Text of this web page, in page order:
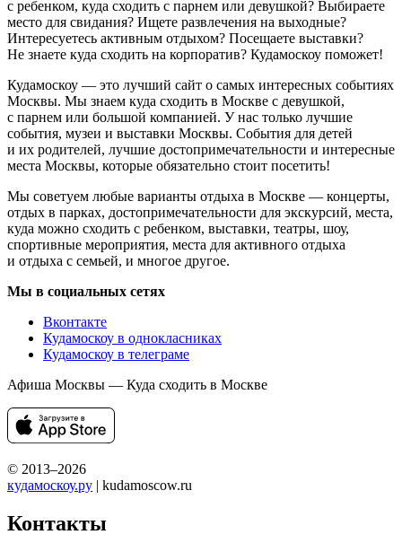
с ребенком, куда сходить с парнем или девушкой? Выбираете
место для свидания? Ищете развлечения на выходные?
Интересуетесь активным отдыхом? Посещаете выставки?
Не знаете куда сходить на корпоратив? Кудамоскоу поможет!
Кудамоскоу — это лучший сайт о самых интересных событиях
Москвы. Мы знаем куда сходить в Москве с девушкой,
с парнем или большой компанией. У нас только лучшие
события, музеи и выставки Москвы. События для детей
и их родителей, лучшие достопримечательности и интересные
места Москвы, которые обязательно стоит посетить!
Мы советуем любые варианты отдыха в Москве — концерты,
отдых в парках, достопримечательности для экскурсий, места,
куда можно сходить с ребенком, выставки, театры, шоу,
спортивные мероприятия, места для активного отдыха
и отдыха с семьей, и многое другое.
Мы в социальных сетях
Вконтакте
Кудамоскоу в однокласниках
Кудамоскоу в телеграме
Афиша Москвы — Куда сходить в Москве
© 2013–2026
кудамоскоу.ру | kudamoscow.ru
Контакты